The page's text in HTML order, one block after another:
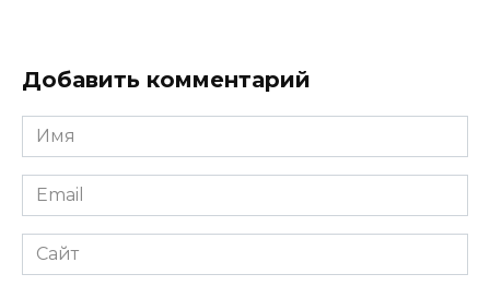
Добавить комментарий
Имя
*
Email
*
Сайт